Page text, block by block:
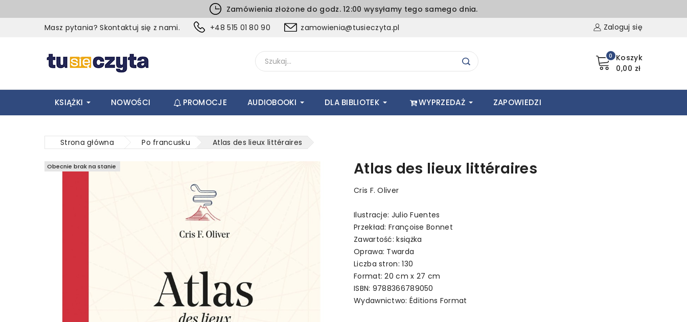
Zamówienia złożone do godz. 12:00 wysyłamy tego samego dnia.
Masz pytania? Skontaktuj się z nami.
+48 515 01 80 90 zamowienia@tusieczyta.pl Zaloguj się
0 Koszyk
0,00 zł
KSIĄŻKI NOWOŚCI PROMOCJE AUDIOBOOKI DLA BIBLIOTEK WYPRZEDAŻ ZAPOWIEDZI
Strona główna Po francusku Atlas des lieux littéraires
Obecnie brak na stanie
Obecnie brak na stanie Atlas des lieux littéraires
Cris F. Oliver
Ilustracje: Julio Fuentes
Przekład: Françoise Bonnet
Zawartość: książka
Oprawa: Twarda
Liczba stron: 130
Format: 20 cm x 27 cm
ISBN: 9788366789050
Wydawnictwo: Éditions Format